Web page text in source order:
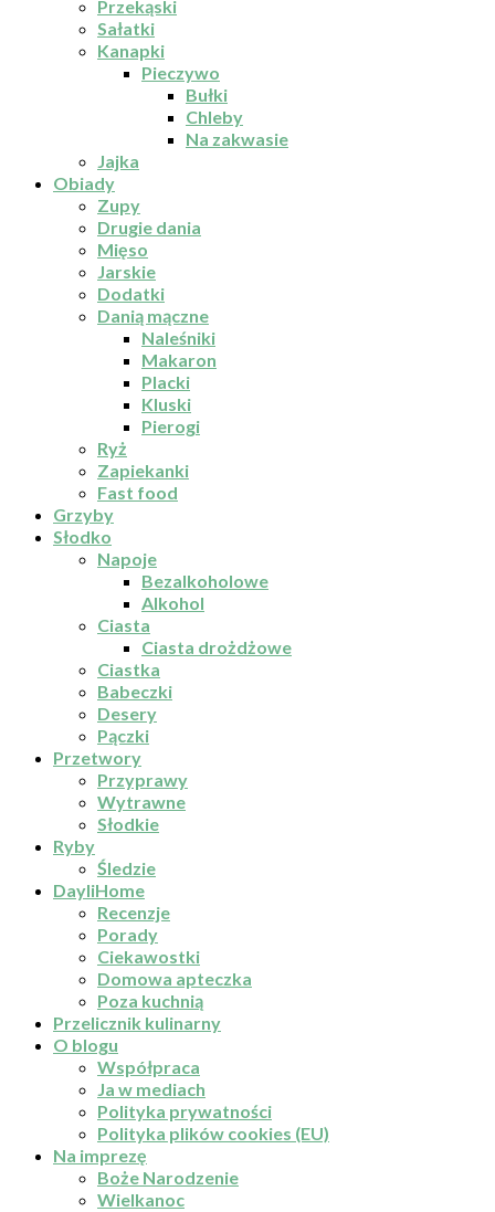
Przekąski
Sałatki
Kanapki
Pieczywo
Bułki
Chleby
Na zakwasie
Jajka
Obiady
Zupy
Drugie dania
Mięso
Jarskie
Dodatki
Danią mączne
Naleśniki
Makaron
Placki
Kluski
Pierogi
Ryż
Zapiekanki
Fast food
Grzyby
Słodko
Napoje
Bezalkoholowe
Alkohol
Ciasta
Ciasta drożdżowe
Ciastka
Babeczki
Desery
Pączki
Przetwory
Przyprawy
Wytrawne
Słodkie
Ryby
Śledzie
DayliHome
Recenzje
Porady
Ciekawostki
Domowa apteczka
Poza kuchnią
Przelicznik kulinarny
O blogu
Współpraca
Ja w mediach
Polityka prywatności
Polityka plików cookies (EU)
Na imprezę
Boże Narodzenie
Wielkanoc